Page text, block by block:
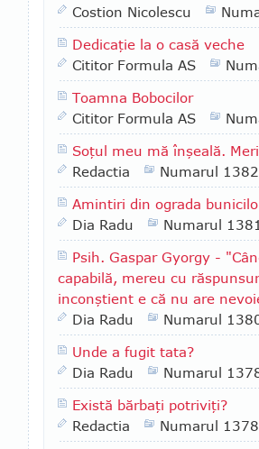
Costion Nicolescu
Dedicaţie la o casă veche
Cititor Formula AS
Toamna Bobocilor
Cititor Formula AS
Soţul meu mă înşeală.
Redactia
Numarul 1382
Amintiri din ograda
Dia Radu
Numarul
Psih. Gaspar Gyorgy -
capabilă, mereu cu
inconştient e că nu are
Dia Radu
Numarul
Unde a fugit tata?
Dia Radu
Numarul
Există bărbaţi potriviţi?
Redactia
Numarul 1378